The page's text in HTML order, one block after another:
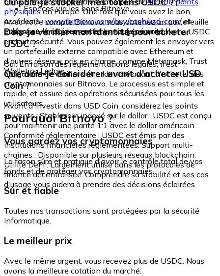
Espèces via les bons Bitnovo
physiquesen Europe. Une fois que vous avez le bon,
accédez à : www.bitnovo.com/buy/cash/usd-coin/et
échangez-le rapidement et en toute sécurité.
Avec votre compte Bitnovo, vous obtenez un portefeuille
intégré où vous pouvez stocker et gérer vos tokens USDC
en toute sécurité. Vous pouvez également les envoyer vers
un portefeuille externe compatible avec Ethereum et
d'autres réseaux pris en charge, comme Metamask, Trust
Wallet ou Ledger.
Dois-je vérifier mon identité pour acheter
USDC ?
Oui. En raison des réglementations légales, il est
obligatoire de vérifier votre identité avant d'acheter des
cryptomonnaies sur Bitnovo. Le processus est simple et
rapide, et assure des opérations sécurisées pour tous les
utilisateurs.
Que dois-je considérer avant d'acheter USD
Coin ?
Avant d'investir dans USD Coin, considérez les points
suivants : Stablecoin indexé sur le dollar : USDC est conçu
pour maintenir une parité 1:1 avec le dollar américain.
Conformité réglementaire : USDC est émis par des
institutions financières réglementées. Support multi-
chaînes : Disponible sur plusieurs réseaux blockchain.
Utilité DeFi : Largement utilisé dans les protocoles de
finance décentralisée. Comprendre sa stabilité et ses cas
d'usage vous aidera à prendre des décisions éclairées.
Pourquoi Bitnovo ?
Vous gardez vos cryptomonnaies
La façon sûre et pratique d'avoir le contrôle total de vos
fonds et de protéger vos cryptomonnaies.
Sûr et fiable
Toutes nos transactions sont protégées par la sécurité
informatique.
Le meilleur prix
Avec le même argent, vous recevez plus de USDC. Nous
avons la meilleure cotation du marché.